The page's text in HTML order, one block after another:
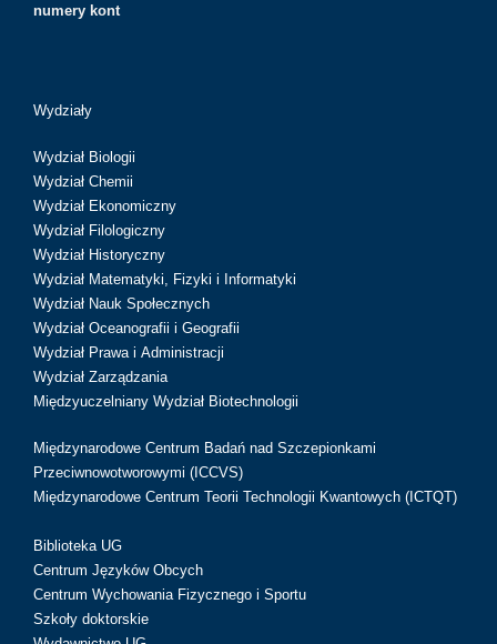
numery kont
Wydziały
Wydział Biologii
Wydział Chemii
Wydział Ekonomiczny
Wydział Filologiczny
Wydział Historyczny
Wydział Matematyki, Fizyki i Informatyki
Wydział Nauk Społecznych
Wydział Oceanografii i Geografii
Wydział Prawa i Administracji
Wydział Zarządzania
Międzyuczelniany Wydział Biotechnologii
Międzynarodowe Centrum Badań nad Szczepionkami
Przeciwnowotworowymi (ICCVS)
Międzynarodowe Centrum Teorii Technologii Kwantowych (ICTQT)
Biblioteka UG
Centrum Języków Obcych
Centrum Wychowania Fizycznego i Sportu
Szkoły doktorskie